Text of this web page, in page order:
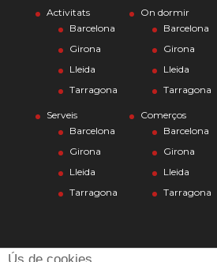
Activitats
Barcelona
Girona
Lleida
Tarragona
On dormir
Barcelona
Girona
Lleida
Tarragona
Serveis
Barcelona
Girona
Lleida
Tarragona
Comerços
Barcelona
Girona
Lleida
Tarragona